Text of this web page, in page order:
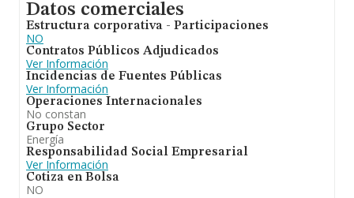
Datos comerciales
Estructura corporativa - Participaciones
NO
Contratos Públicos Adjudicados
Ver Información
Incidencias de Fuentes Públicas
Ver Información
Operaciones Internacionales
No constan
Grupo Sector
Energía
Responsabilidad Social Empresarial
Ver Información
Cotiza en Bolsa
NO